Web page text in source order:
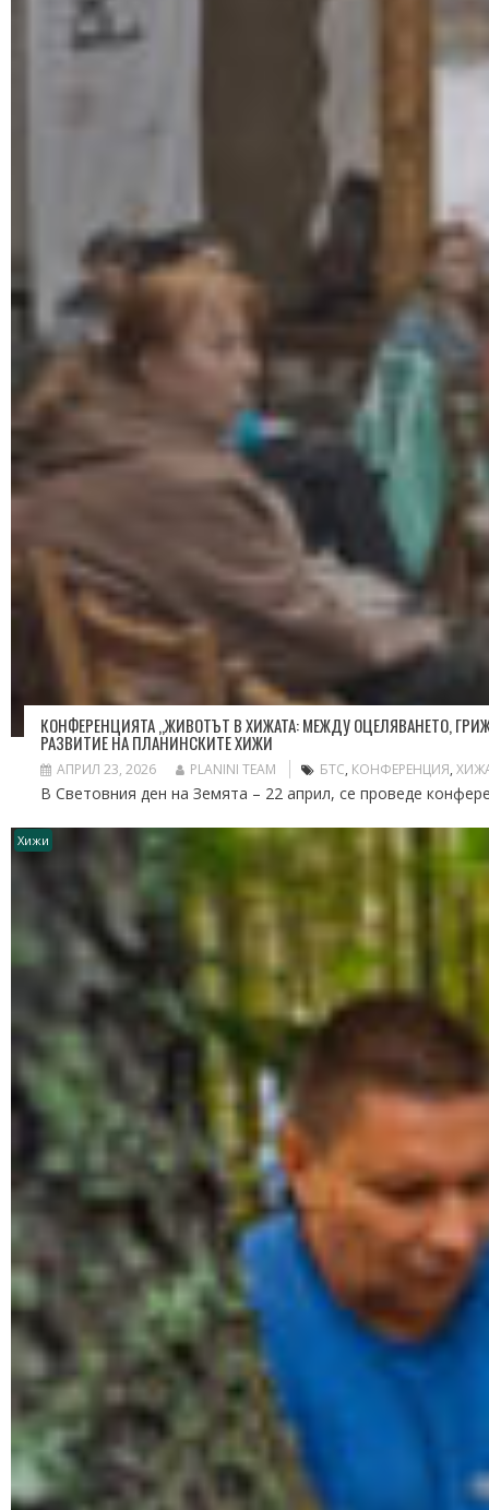
КОНФЕРЕНЦИЯТА „ЖИВОТЪТ В ХИЖАТА: МЕЖДУ ОЦЕЛЯВАНЕТО,
РАЗВИТИЕ НА ПЛАНИНСКИТЕ ХИЖИ
АПРИЛ 23, 2026 PLANINI TEAM БТС, КОНФЕРЕНЦИЯ,
В Световния ден на Земята – 22 април, се проведе
Хижи